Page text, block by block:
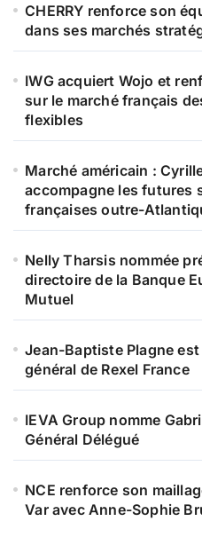
CHERRY renforce son
dans ses marchés
IWG acquiert Wojo et
sur le marché français
flexibles
Marché américain :
accompagne les futures
françaises outre-
Nelly Tharsis nommée
directoire de la Banque
Mutuel
Jean-Baptiste Plagne
général de Rexel France
IEVA Group nomme
Général Délégué
NCE renforce son
Var avec Anne-Sophie